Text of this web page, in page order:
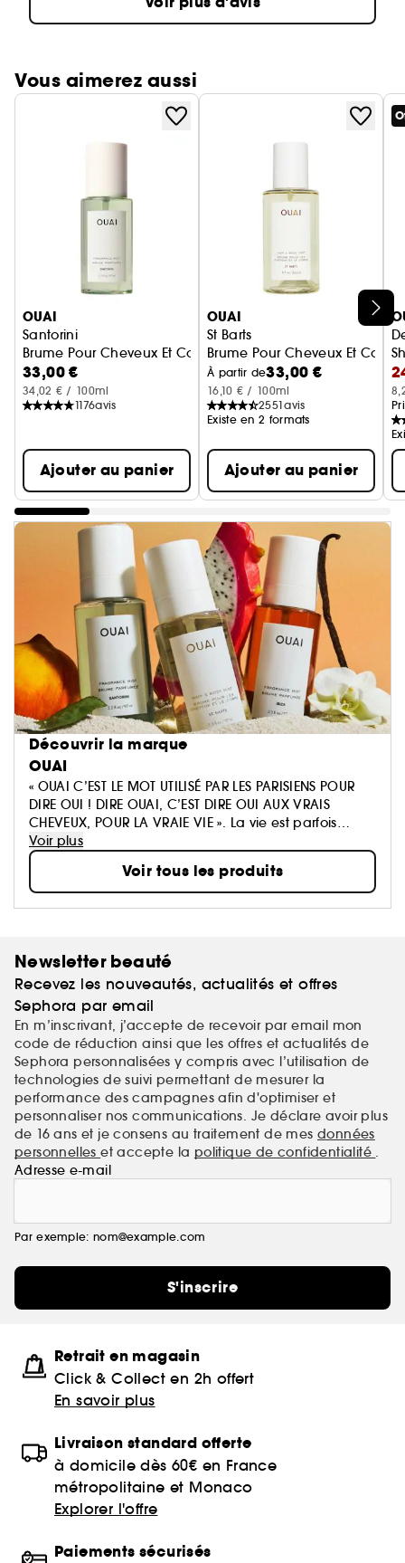
Vous aimerez aussi
Ignorer le carrousel produits
OUAI
Santorini
Brume Pour Cheveux Et Corps
33,00 €
34,02 € / 100ml
1176avis
Ajouter au panier
OUAI
St Barts
Brume Pour Cheveux Et Corps
À partir de33,00 €
16,10 € / 100ml
2551avis
Existe en 2 formats
Ajouter au panier
Découvrir la marque
OUAI
« OUAI C’EST LE MOT UTILISÉ PAR LES PARISIENS POUR
DIRE OUI ! DIRE OUAI, C’EST DIRE OUI AUX VRAIS
CHEVEUX, POUR LA VRAIE VIE ». La vie est parfois
parsemée d’embûches, c’est pourquoi nous
pensons que la beauté se doit d’être facile. Votre
salle de bain est en passe de devenir très chic.
Voir plus
Voir tous les produits
Newsletter beauté
Recevez les nouveautés, actualités et offres
Sephora par email
En m’inscrivant, j’accepte de recevoir par email mon
code de réduction ainsi que les offres et actualités de
Sephora personnalisées y compris avec l’utilisation de
technologies de suivi permettant de mesurer la
performance des campagnes afin d'optimiser et
personnaliser nos communications. Je déclare avoir plus
de 16 ans et je consens au traitement de mes données
personnelleset accepte la politique de confidentialité .
Adresse e-mail
Par exemple: nom@example.com
S'inscrire
Retrait en magasin
Click & Collect en 2h offert
En savoir plus
Livraison standard offerte
à domicile dès 60€ en France
métropolitaine et Monaco
Explorer l'offre
Paiements sécurisés